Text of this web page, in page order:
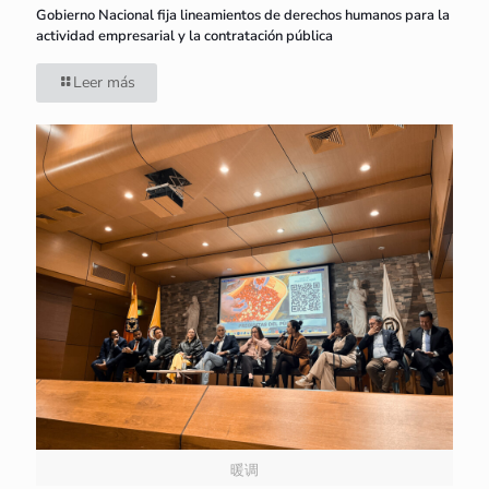
Gobierno Nacional fija lineamientos de derechos humanos para la
actividad empresarial y la contratación pública
Leer más
暖调